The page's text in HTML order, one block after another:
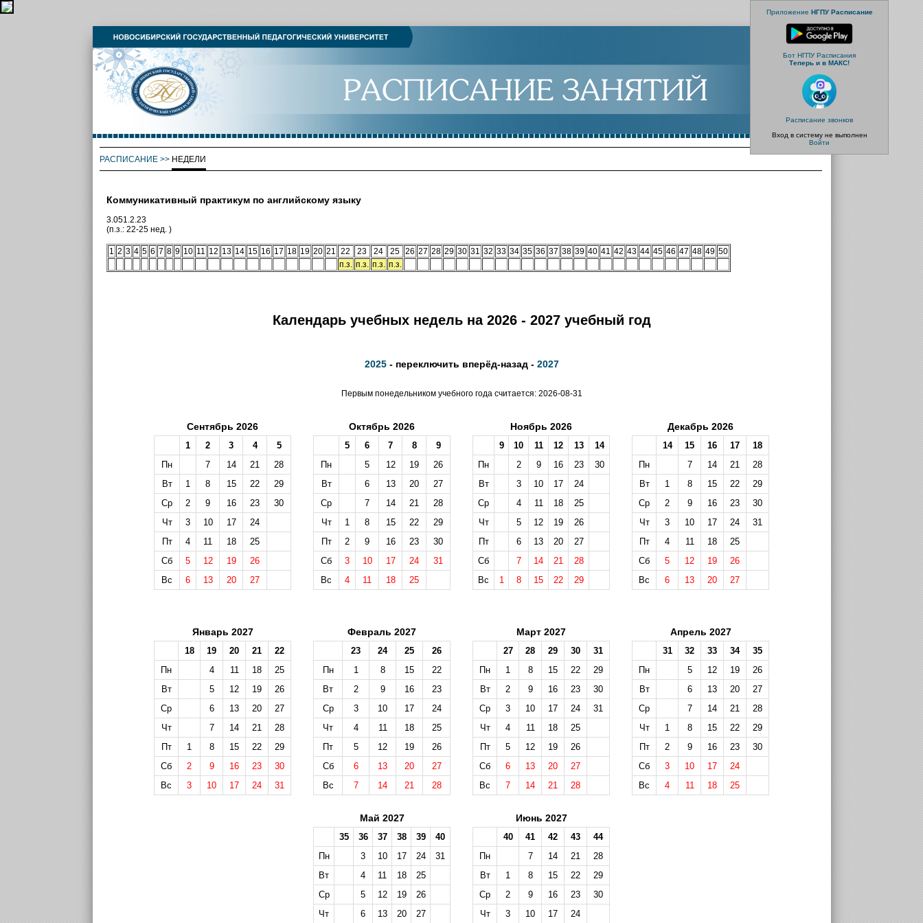
Приложение НГПУ Расписание
Бот НГПУ Расписания
Теперь и в МАКС!
Расписание звонков
Вход в систему не выполнен
Войти
РАСПИСАНИЕ>> НЕДЕЛИ
Коммуникативный практикум по английскому языку
3.051.2.23
(п.з.: 22-25 нед. )
1 2 3 4 5 6 7 8 9 10 11 12 13 14 15 16 17 18 19 20 21 22 23 24 25 26 27 28 29 30 31 32 33 34 35 36 37 38 39 40 41 42 43 44 45 46 47 48 49 50
п.з. п.з. п.з. п.з.
Календарь учебных недель на 2026 - 2027 учебный год
2025- переключить вперёд-назад - 2027
Первым понедельником учебного года считается: 2026-08-31
Сентябрь 2026
1 2 3 4
5
Пн
7 14 21
28
Вт
1 8 15 22
29
Ср
2 9 16 23
30
Чт
3 10 17
24
Пт
4 11 18
25
Сб
5 12 19
26
Вс
6 13 20 27
Октябрь 2026
5 6 7 8
9
Пн
5 12 19
26
Вт
6 13 20
27
Ср
7 14 21
28
Чт
1 8 15 22
29
Пт
2 9 16 23
30
Сб
3 10 17 24
31
Вс
4 11 18 25
Ноябрь 2026
9 10 11 12 13
14
Пн
2 9 16 23
30
Вт
3 10 17
24
Ср
4 11 18
25
Чт
5 12 19
26
Пт
6 13 20
27
Сб
7 14 21
28
Вс
1 8 15 22 29
Декабрь 2026
14 15 16 17
18
Пн
7 14 21
28
Вт
1 8 15 22
29
Ср
2 9 16 23
30
Чт
3 10 17 24
31
Пт
4 11 18
25
Сб
5 12 19
26
Вс
6 13 20 27
Январь 2027
18 19 20 21
22
Пн
4 11 18
25
Вт
5 12 19
26
Ср
6 13 20
27
Чт
7 14 21
28
Пт
1 8 15 22
29
Сб
2 9 16 23
30
Вс
3 10 17 24 31
Февраль 2027
23 24 25
26
Пн
1 8 15
22
Вт
2 9 16
23
Ср
3 10 17
24
Чт
4 11 18
25
Пт
5 12 19
26
Сб
6 13 20
27
Вс
7 14 21 28
Март 2027
27 28 29 30
31
Пн
1 8 15 22
29
Вт
2 9 16 23
30
Ср
3 10 17 24
31
Чт
4 11 18
25
Пт
5 12 19
26
Сб
6 13 20
27
Вс
7 14 21 28
Апрель 2027
31 32 33 34
35
Пн
5 12 19
26
Вт
6 13 20
27
Ср
7 14 21
28
Чт
1 8 15 22
29
Пт
2 9 16 23
30
Сб
3 10 17
24
Вс
4 11 18 25
Май 2027
35 36 37 38 39
40
Пн
3 10 17 24
31
Вт
4 11 18
25
Ср
5 12 19
26
Чт
6 13 20 27
Июнь 2027
40 41 42 43
44
Пн
7 14 21
28
Вт
1 8 15 22
29
Ср
2 9 16 23
30
Чт
3 10 17 24